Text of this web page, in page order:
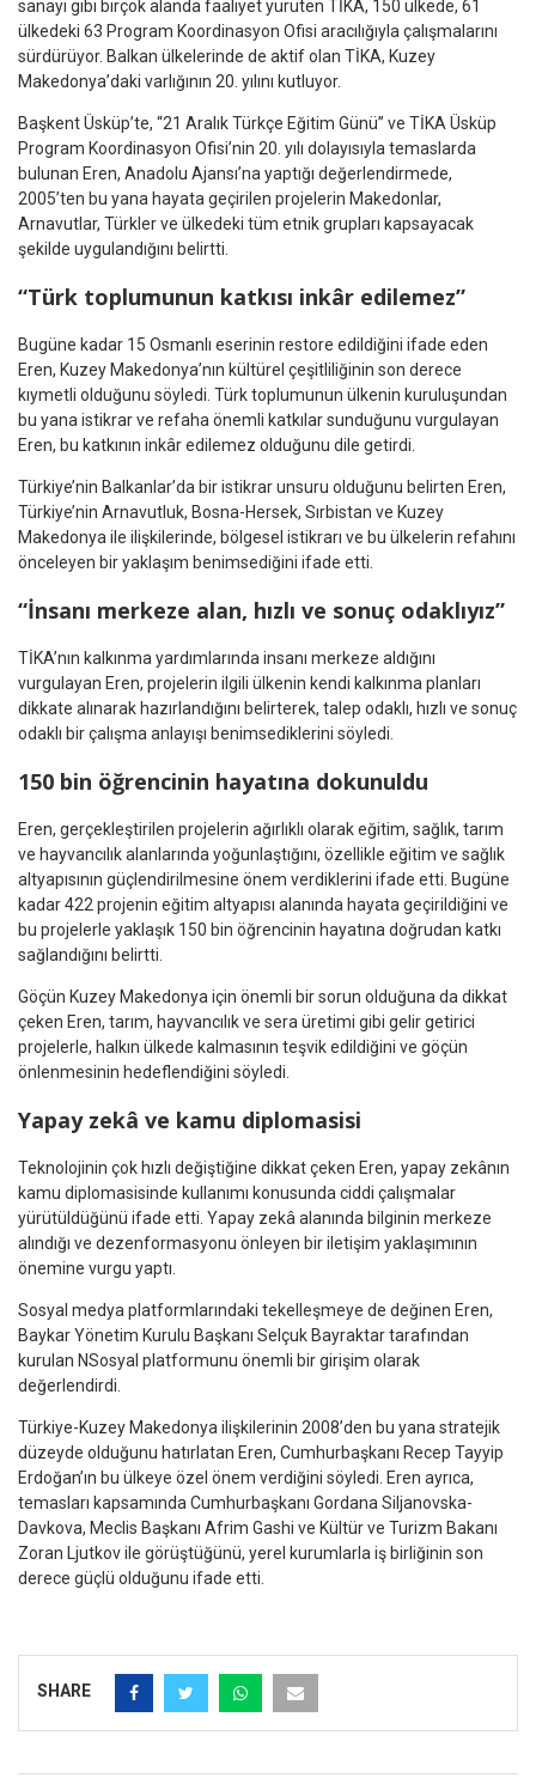
sanayi gibi birçok alanda faaliyet yürüten TİKA, 150 ülkede, 61
ülkedeki 63 Program Koordinasyon Ofisi aracılığıyla çalışmalarını
sürdürüyor. Balkan ülkelerinde de aktif olan TİKA, Kuzey
Makedonya’daki varlığının 20. yılını kutluyor.
Başkent Üsküp’te, “21 Aralık Türkçe Eğitim Günü” ve TİKA Üsküp
Program Koordinasyon Ofisi’nin 20. yılı dolayısıyla temaslarda
bulunan Eren, Anadolu Ajansı’na yaptığı değerlendirmede,
2005’ten bu yana hayata geçirilen projelerin Makedonlar,
Arnavutlar, Türkler ve ülkedeki tüm etnik grupları kapsayacak
şekilde uygulandığını belirtti.
“Türk toplumunun katkısı inkâr edilemez”
Bugüne kadar 15 Osmanlı eserinin restore edildiğini ifade eden
Eren, Kuzey Makedonya’nın kültürel çeşitliliğinin son derece
kıymetli olduğunu söyledi. Türk toplumunun ülkenin kuruluşundan
bu yana istikrar ve refaha önemli katkılar sunduğunu vurgulayan
Eren, bu katkının inkâr edilemez olduğunu dile getirdi.
Türkiye’nin Balkanlar’da bir istikrar unsuru olduğunu belirten Eren,
Türkiye’nin Arnavutluk, Bosna-Hersek, Sırbistan ve Kuzey
Makedonya ile ilişkilerinde, bölgesel istikrarı ve bu ülkelerin refahını
önceleyen bir yaklaşım benimsediğini ifade etti.
“İnsanı merkeze alan, hızlı ve sonuç odaklıyız”
TİKA’nın kalkınma yardımlarında insanı merkeze aldığını
vurgulayan Eren, projelerin ilgili ülkenin kendi kalkınma planları
dikkate alınarak hazırlandığını belirterek, talep odaklı, hızlı ve sonuç
odaklı bir çalışma anlayışı benimsediklerini söyledi.
150 bin öğrencinin hayatına dokunuldu
Eren, gerçekleştirilen projelerin ağırlıklı olarak eğitim, sağlık, tarım
ve hayvancılık alanlarında yoğunlaştığını, özellikle eğitim ve sağlık
altyapısının güçlendirilmesine önem verdiklerini ifade etti. Bugüne
kadar 422 projenin eğitim altyapısı alanında hayata geçirildiğini ve
bu projelerle yaklaşık 150 bin öğrencinin hayatına doğrudan katkı
sağlandığını belirtti.
Göçün Kuzey Makedonya için önemli bir sorun olduğuna da dikkat
çeken Eren, tarım, hayvancılık ve sera üretimi gibi gelir getirici
projelerle, halkın ülkede kalmasının teşvik edildiğini ve göçün
önlenmesinin hedeflendiğini söyledi.
Yapay zekâ ve kamu diplomasisi
Teknolojinin çok hızlı değiştiğine dikkat çeken Eren, yapay zekânın
kamu diplomasisinde kullanımı konusunda ciddi çalışmalar
yürütüldüğünü ifade etti. Yapay zekâ alanında bilginin merkeze
alındığı ve dezenformasyonu önleyen bir iletişim yaklaşımının
önemine vurgu yaptı.
Sosyal medya platformlarındaki tekelleşmeye de değinen Eren,
Baykar Yönetim Kurulu Başkanı Selçuk Bayraktar tarafından
kurulan NSosyal platformunu önemli bir girişim olarak
değerlendirdi.
Türkiye-Kuzey Makedonya ilişkilerinin 2008’den bu yana stratejik
düzeyde olduğunu hatırlatan Eren, Cumhurbaşkanı Recep Tayyip
Erdoğan’ın bu ülkeye özel önem verdiğini söyledi. Eren ayrıca,
temasları kapsamında Cumhurbaşkanı Gordana Siljanovska-
Davkova, Meclis Başkanı Afrim Gashi ve Kültür ve Turizm Bakanı
Zoran Ljutkov ile görüştüğünü, yerel kurumlarla iş birliğinin son
derece güçlü olduğunu ifade etti.
SHARE